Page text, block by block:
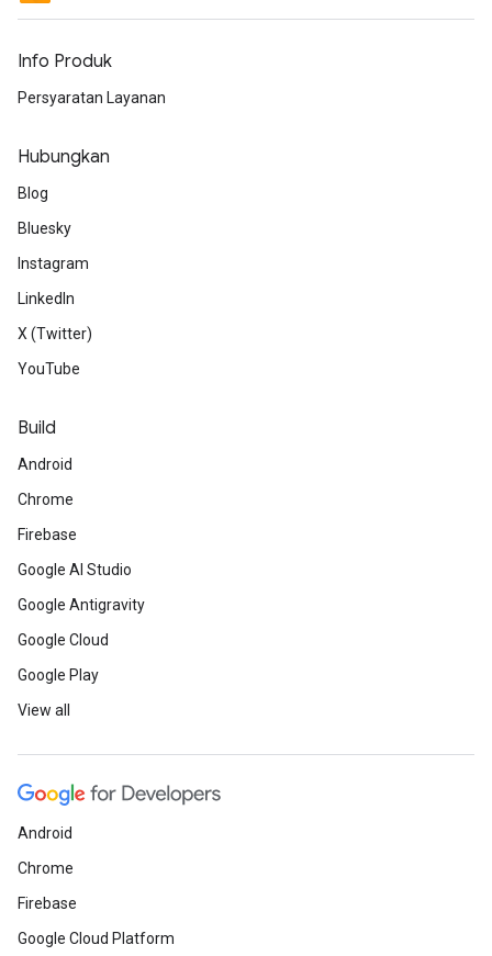
Info Produk
Persyaratan Layanan
Hubungkan
Blog
Bluesky
Instagram
LinkedIn
X (Twitter)
YouTube
Build
Android
Chrome
Firebase
Google AI Studio
Google Antigravity
Google Cloud
Google Play
View all
Android
Chrome
Firebase
Google Cloud Platform